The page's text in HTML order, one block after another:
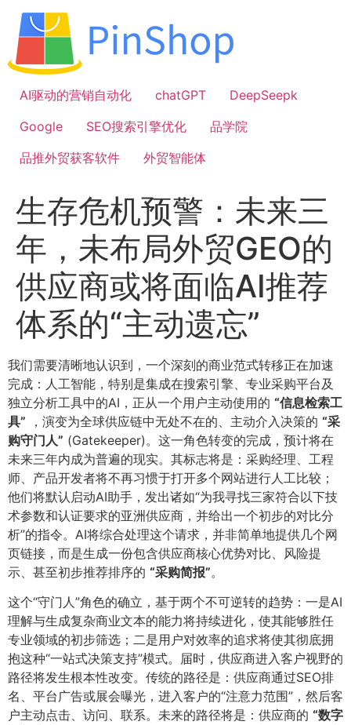
容
AI驱动的营销自动化
chatGPT
DeepSeepk
Google
SEO搜索引擎优化
品学院
品推外贸获客软件
外贸智能体
生存危机预警：未来三
年，未布局外贸GEO的
供应商或将面临AI推荐
体系的“主动遗忘”
我们需要清晰地认识到，一个深刻的商业范式转移正在加速
完成：人工智能，特别是集成在搜索引擎、专业采购平台及
独立分析工具中的AI，正从一个用户主动使用的 ​“信息检索工
具”​ ，演变为全球供应链中无处不在的、主动介入决策的 ​“采
购守门人”​ (Gatekeeper)。这一角色转变的完成，预计将在
未来三年内成为普遍的现实。其标志将是：采购经理、工程
师、产品开发者将不再习惯于打开多个网站进行人工比较；
他们将默认启动AI助手，发出诸如“为我寻找三家符合以下技
术参数和认证要求的亚洲供应商，并给出一个初步的对比分
析”的指令。AI将综合处理这个请求，并非简单地提供几个网
页链接，而是生成一份包含供应商核心优势对比、风险提
示、甚至初步推荐排序的 ​“采购简报”​​。
这个“守门人”角色的确立，基于两个不可逆转的趋势：一是AI
理解与生成复杂商业文本的能力将持续进化，使其能够胜任
专业领域的初步筛选；二是用户对效率的追求将使其彻底拥
抱这种“一站式决策支持”模式。届时，供应商进入客户视野的
路径将发生根本性改变。传统的路径是：供应商通过SEO排
名、平台广告或展会曝光，进入客户的“注意力范围”，然后客
户主动点击、访问、联系。未来的路径将是：供应商的 ​“数字